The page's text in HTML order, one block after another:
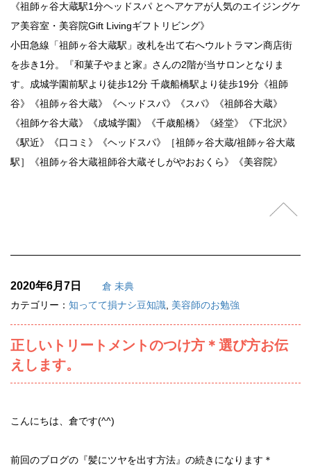
《祖師ヶ谷大蔵駅1分ヘッドスパ とヘアケアが人気のエイジングケ
ア美容室・美容院Gift Livingギフトリビング》
小田急線「祖師ヶ谷大蔵駅」改札を出て右へウルトラマン商店街
を歩き1分。『和菓子やまと家』さんの2階が当サロンとなりま
す。成城学園前駅より徒歩12分 千歳船橋駅より徒歩19分《祖師
谷》《祖師ヶ谷大蔵》《ヘッドスパ》《スパ》《祖師谷大蔵》
《祖師ケ谷大蔵》《成城学園》《千歳船橋》《経堂》《下北沢》
《駅近》《口コミ》《ヘッドスパ》［祖師ヶ谷大蔵/祖師ヶ谷大蔵
駅］《祖師ヶ谷大蔵祖師谷大蔵そしがやおおくら》《美容院》
2020年6月7日
倉 未典
カテゴリー： 知ってて損ナシ豆知識, 美容師のお勉強
正しいトリートメントのつけ方＊選び方お伝
えします。
こんにちは、倉です(^^)
前回のブログの『髪にツヤを出す方法』の続きになります＊